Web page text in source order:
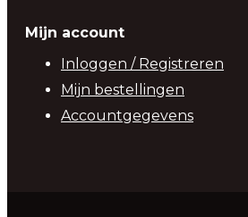
Mijn account
Inloggen / Registreren
Mijn bestellingen
Accountgegevens